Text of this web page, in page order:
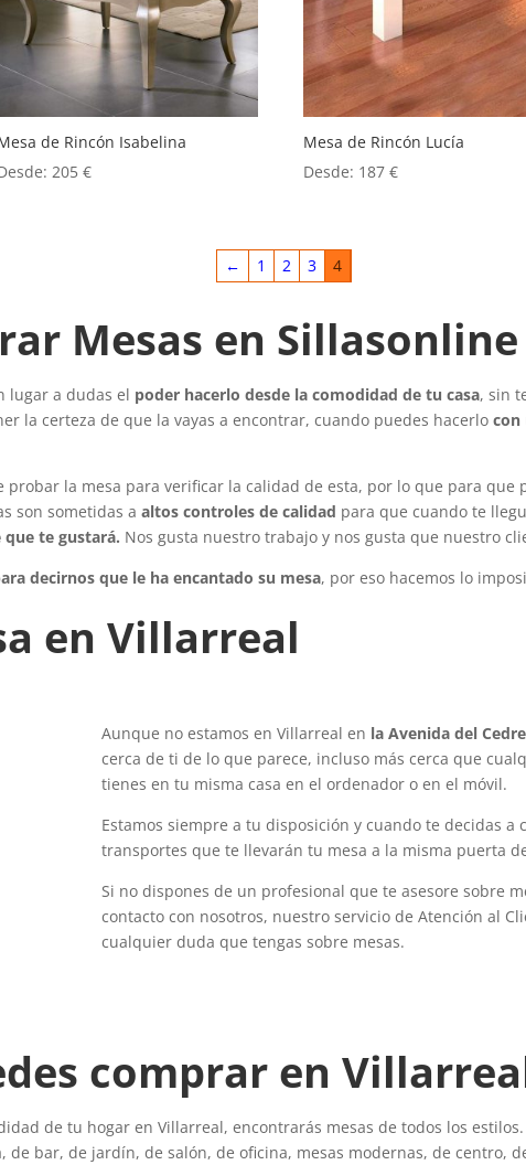
de Rincón Isabelina
205€
Mesa de Rincón Lucía
Desde: 187€
← 1 2 3 4
Mesas en
lugar a dudas el poder hacerlo desde la comodidad de tu casa, sin
la certeza de que la vayas a encontrar, cuando puedes hacerlocon
probar la mesa para verificar la calidad de esta, por lo que para que
son sometidas aaltos controles de calidad para que cuando te
que te gustará. Nos gusta nuestro trabajo y nos gusta que nuestro
decirnos que le ha encantado su mesa, por eso hacemos lo
en Villarreal
Aunque no estamos en Villarreal en la Avenida del
cerca de ti de lo que parece, incluso más cerca que
tienes en tu misma casa en el ordenador o en el móvil.
Estamos siempre a tu disposición y cuando te decidas a
transportes que te llevarán tu mesa a la misma puerta
Si no dispones de un profesional que te asesore sobre
contacto con nosotros, nuestro servicio de Atención al
cualquier duda que tengas sobre mesas.
comprar en
de tu hogar en Villarreal, encontrarás mesas de todos los
de bar, de jardín, de salón, de oficina, mesas modernas, de centro,